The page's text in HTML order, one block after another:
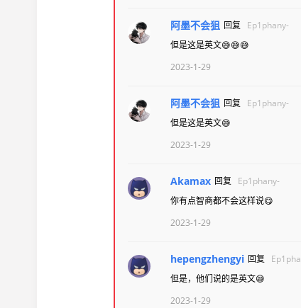
阿墨不会狙 回复
Ep1phany-
但是这是英文😅😅😅
2023-1-29
阿墨不会狙 回复
Ep1phany-
但是这是英文😅
2023-1-29
Akamax 回复
Ep1phany-
你有点智商都不会这样说😋
2023-1-29
hepengzhengyi 回复
但是，他们说的是英文😅
2023-1-29